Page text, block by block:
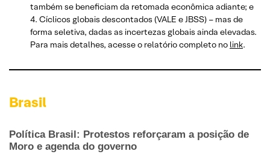
também se beneficiam da retomada econômica adiante; e
4. Cíclicos globais descontados (VALE e JBSS) – mas de
forma seletiva, dadas as incertezas globais ainda elevadas.
Para mais detalhes, acesse o relatório completo no link.
Brasil
Política Brasil: Protestos reforçaram a posição de
Moro e agenda do governo